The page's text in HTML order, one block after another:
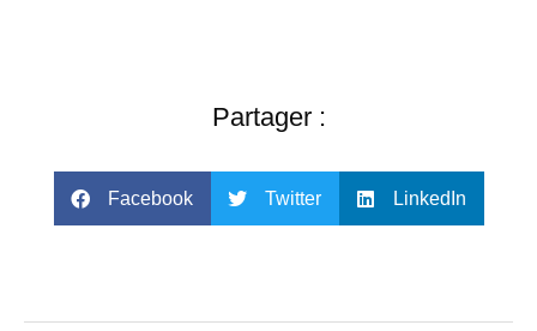
Partager :
Facebook Twitter LinkedIn